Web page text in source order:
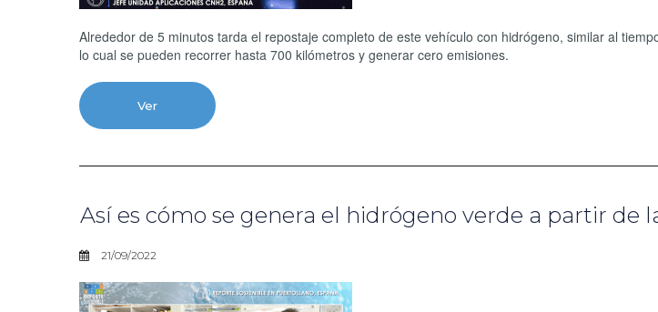
Alrededor de 5 minutos tarda el repostaje completo de este vehículo con hidrógeno, similar al
lo cual se pueden recorrer hasta 700 kilómetros y generar cero emisiones.
Ver
Así es cómo se genera el hidrógeno verde a partir de
21/09/2022